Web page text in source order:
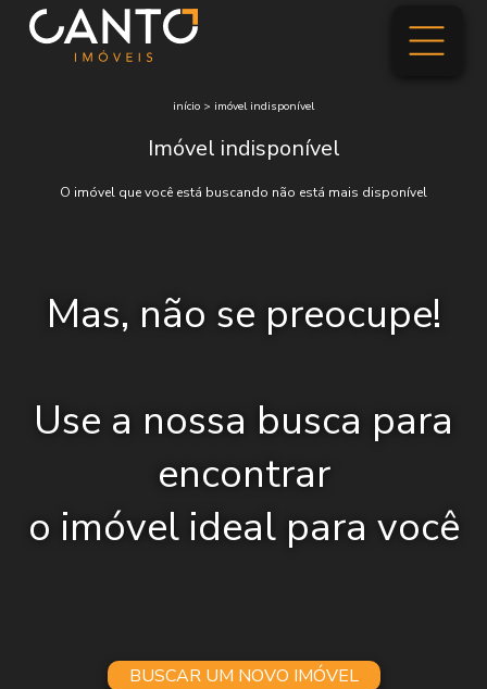
início > imóvel indisponível
Imóvel indisponível
O imóvel que você está buscando não está mais disponível
Mas, não se preocupe!
Use a nossa busca para
encontrar
o imóvel ideal para você
BUSCAR UM NOVO IMÓVEL